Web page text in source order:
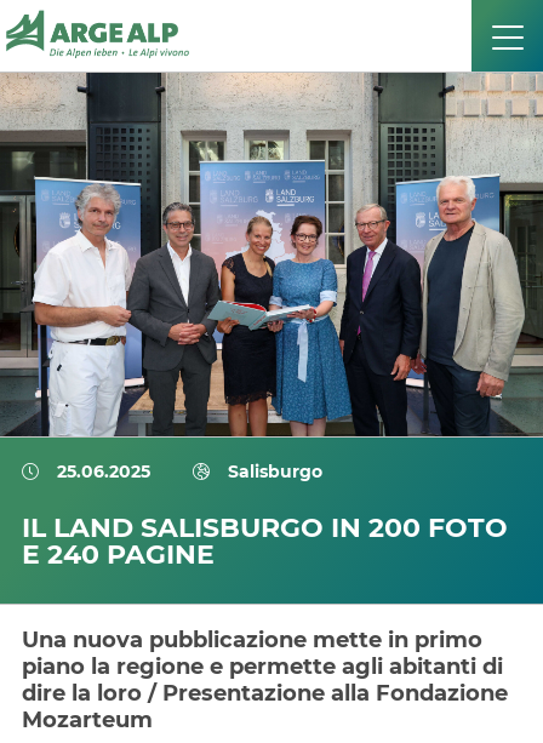
25.06.2025 Salisburgo
IL LAND SALISBURGO IN 200 FOTO
E 240 PAGINE
Una nuova pubblicazione mette in primo
piano la regione e permette agli abitanti di
dire la loro / Presentazione alla Fondazione
Mozarteum